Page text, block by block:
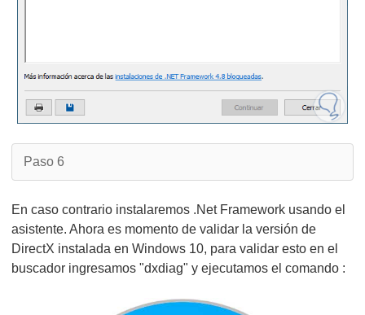
Paso 6
En caso contrario instalaremos .Net Framework usando el
asistente. Ahora es momento de validar la versión de
DirectX instalada en Windows 10, para validar esto en el
buscador ingresamos "dxdiag" y ejecutamos el comando :